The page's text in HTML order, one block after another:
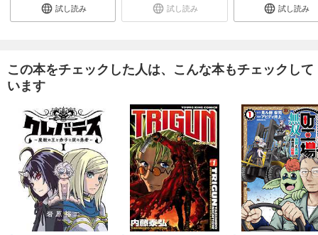
【分冊版】竜馬がゆく(27)
【分冊版】竜馬がゆく(28)
74円 (税込)
カート
試し読み
あらすじを表示する
【分冊版】竜馬がゆく(29)
試し読み 試し読み 試し読み
この本をチェックした人は、こんな本もチェックして
います